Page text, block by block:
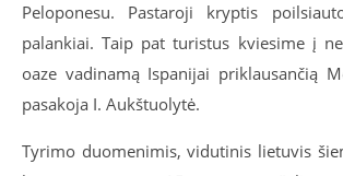
Peloponesu. Pastaroji kryptis
palankiai. Taip pat turistus kviesime į
oaze vadinamą Ispanijai priklausančią
pasakoja I. Aukštuolytė.
Tyrimo duomenimis, vidutinis lietuvis